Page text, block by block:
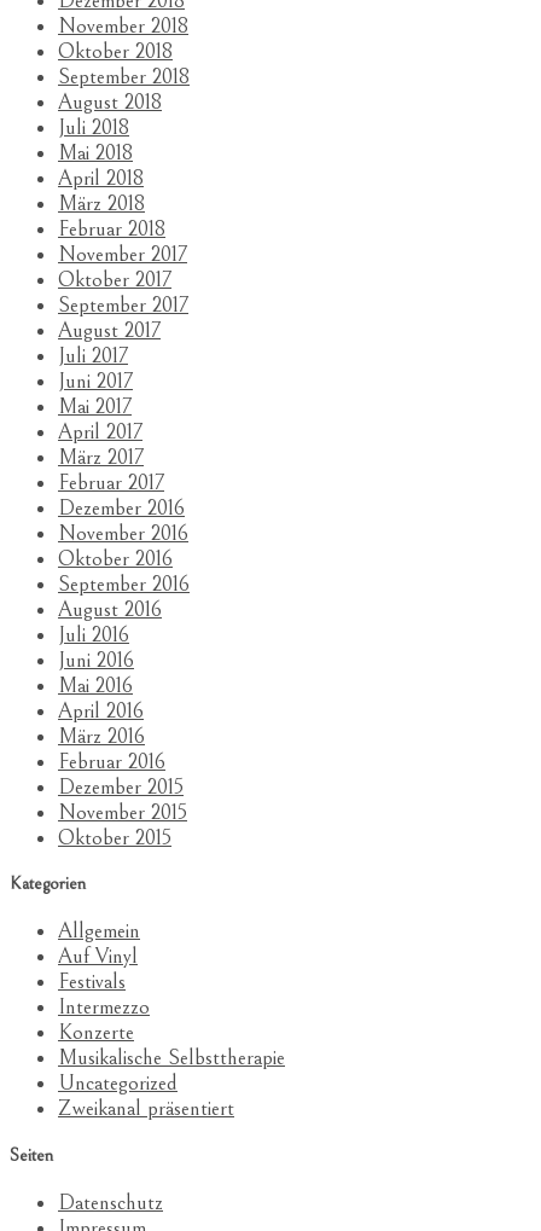
November 2018
Oktober 2018
September 2018
August 2018
Juli 2018
Mai 2018
April 2018
März 2018
Februar 2018
November 2017
Oktober 2017
September 2017
August 2017
Juli 2017
Juni 2017
Mai 2017
April 2017
März 2017
Februar 2017
Dezember 2016
November 2016
Oktober 2016
September 2016
August 2016
Juli 2016
Juni 2016
Mai 2016
April 2016
März 2016
Februar 2016
Dezember 2015
November 2015
Oktober 2015
Kategorien
Allgemein
Auf Vinyl
Festivals
Intermezzo
Konzerte
Musikalische Selbsttherapie
Uncategorized
Zweikanal präsentiert
Seiten
Datenschutz